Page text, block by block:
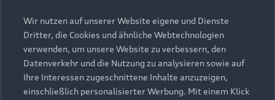
Elektromodelle
Plug-in-Hybride
Neuwagensuche
Gebrauchtwagensuche
Gebrauchtwagen
Finanzierung
Saisonale Angebote
Audi Services
Support
Kundenservice
Über Audi
Wir nutzen auf unserer Website eigene und Dienste
Dritter, die Cookies und ähnliche Webtechnologien
verwenden, um unsere Website zu verbessern, den
Datenverkehr und die Nutzung zu analysieren sowie auf
Ihre Interessen zugeschnittene Inhalte anzuzeigen,
einschließlich personalisierter Werbung. Mit einem Klick